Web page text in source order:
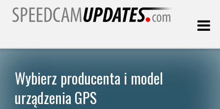
Wybierz producenta i model
urządzenia GPS